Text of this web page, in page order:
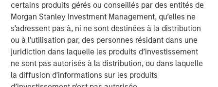
certains produits gérés ou conseillés par des entités de
Morgan Stanley Investment Management, qu’elles ne
s'adressent pas à, ni ne sont destinées à la distribution
ou à l'utilisation par, des personnes résidant dans une
juridiction dans laquelle les produits d’investissement
ne sont pas autorisés à la distribution, ou dans laquelle
la diffusion d'informations sur les produits
Le prix du Brent a bondi de 63 % en mars, soit sa plus
forte progression mensuelle historique1. Le détroit
d'Ormuz assure le transit d'environ un cinquième2de
l'offre pétrolière mondiale, ainsi que d’importants flux de
gaz naturel liquéfié, d’hélium, de pétrochimie et d’engrais.
La perturbation est largement considérée comme le plus
important choc d’offre depuis les années 1970.